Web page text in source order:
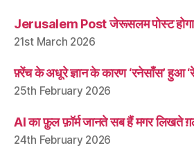
Jerusalem Post जेरूसलम पोस्ट होगा
21st March 2026
फ़्रेंच के अधूरे ज्ञान के कारण ‘रनेसाँस’ हुआ
25th February 2026
AI का फ़ुल फ़ॉर्म जानते सब हैं मगर लिखते
24th February 2026